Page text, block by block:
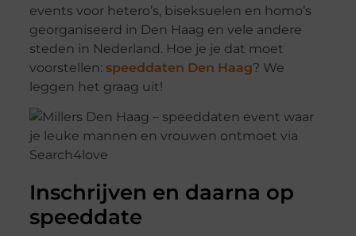
events voor hetero’s, biseksuelen en homo’s
georganiseerd in Den Haag en vele andere
steden in Nederland. Hoe je je dat moet
voorstellen: speeddaten Den Haag? We
leggen het graag uit!
Inschrijven en daarna op
speeddate